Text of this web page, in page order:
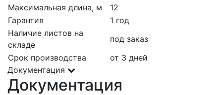
Максимальная длина, м
12
Гарантия
1 год
Наличие листов на
складе
под заказ
Срок производства
от 3 дней
Документация
Документация